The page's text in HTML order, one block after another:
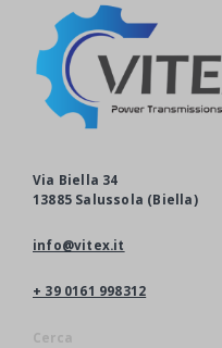
Via Biella 34
13885 Salussola (Biella)
info@vitex.it
+ 39 0161 998312
Cerca